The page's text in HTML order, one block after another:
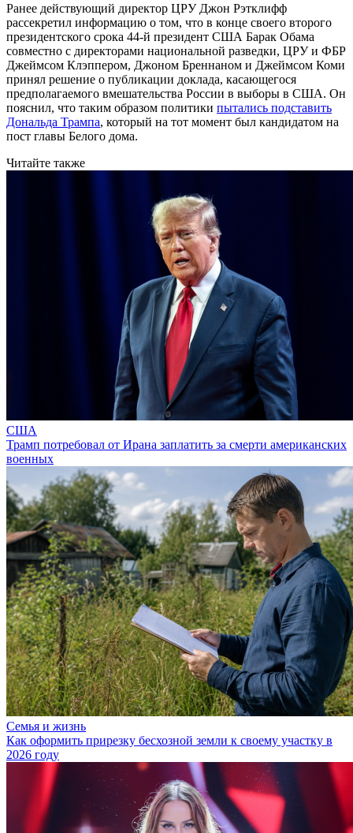
Ранее действующий директор ЦРУ Джон Рэтклифф
рассекретил информацию о том, что в конце своего второго
президентского срока 44-й президент США Барак Обама
совместно с директорами национальной разведки, ЦРУ и ФБР
Джеймсом Клэппером, Джоном Бреннаном и Джеймсом Коми
принял решение о публикации доклада, касающегося
предполагаемого вмешательства России в выборы в США. Он
пояснил, что таким образом политики пытались подставить
Дональда Трампа, который на тот момент был кандидатом на
пост главы Белого дома.
Читайте также
США
Трамп потребовал от Ирана заплатить за смерти американских
военных
Семья и жизнь
Как оформить прирезку бесхозной земли к своему участку в
2026 году